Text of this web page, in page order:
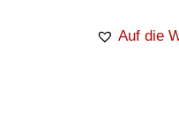
Auf die